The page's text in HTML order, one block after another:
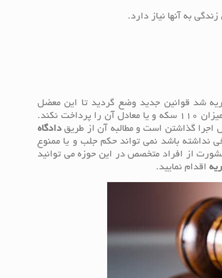
به آنها نیاز دارد.
شد قوانین جدید وضع گردید تا این معضل
برطرف شود. در صورتی می توان اقدام به جلب زوج نمود که تا میزان 110 سکه و یا معادل آن را پرداخت نکند.
اجرا گذاشتن است و مطالبه آن از طریق دادگاه
نداشته باشد نمی تواند حکم جلب و یا ممنوع
از افراد متخصص در این حوزه می توانید
اقدام نمایید.